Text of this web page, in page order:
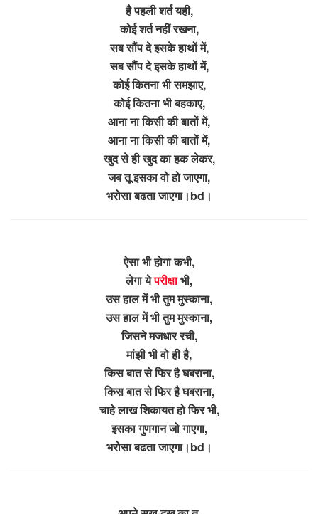
है पहली शर्त यही,
कोई शर्त नहीं रखना,
सब सौंप दे इसके हाथों में,
सब सौंप दे इसके हाथों में,
कोई कितना भी समझाए,
कोई कितना भी बहकाए,
आना ना किसी की बातों में,
आना ना किसी की बातों में,
खुद से ही खुद का हक लेकर,
जब तू इसका वो हो जाएगा,
भरोसा बढता जाएगा।bd।
ऐसा भी होगा कभी,
लेगा येपरीक्षाभी,
उस हाल में भी तुम मुस्काना,
उस हाल में भी तुम मुस्काना,
जिसने मजधार रची,
मांझी भी वो ही है,
किस बात से फिर है घबराना,
किस बात से फिर है घबराना,
चाहे लाख शिकायत हो फिर भी,
इसका गुणगान जो गाएगा,
भरोसा बढता जाएगा।bd।